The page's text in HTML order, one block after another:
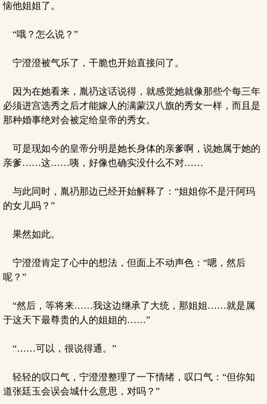
恼他姐姐了。
“哦？怎么说？”
宁澄澄被气乐了，干脆也开始直接问了。
因为在她看来，胤礽这话说得，就感觉她就像那些个每三年
必须进宫选秀之后才能嫁人的满蒙汉八旗的秀女一样，而且是
那种婚事绝对会被定给皇帝的秀女。
可是现如今的皇帝分明是她长身体的亲爹啊，说她属于她的
亲爹……这……咦，好像也确实没什么不对……
与此同时，胤礽那边已经开始解释了：“姐姐你不是汗阿玛
的女儿吗？”
果然如此。
宁澄澄肯定了心中的想法，但面上不动声色：“嗯，然后
呢？”
“然后，等将来……我这边继承了大统，那姐姐……就是属
于这天下最尊贵的人的姐姐的……”
“……可以，很说得通。”
轻轻的叹口气，宁澄澄整理了一下情绪，叹口气：“但你知
道张廷玉会误会城什么意思，对吗？”